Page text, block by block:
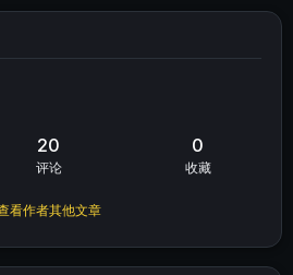
20
评论
0
收藏
看作者其他文章